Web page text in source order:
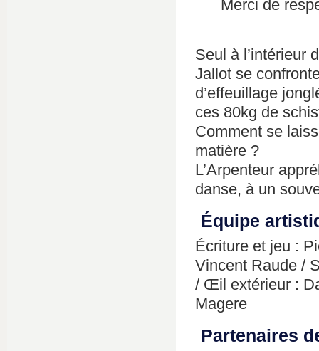
Merci de
Seul à l’intérieur
Jallot se
d’effeuillage
ces 80kg de
Comment se
matière ?
L’Arpenteur
danse, à un
Équipe
Écriture et jeu :
Vincent Raude /
/ Œil extérieur :
Magere
Partenaires